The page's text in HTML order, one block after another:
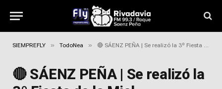
SIEMPREFLY » TodoNea » 🔴 SÁENZ PEÑA | Se realizó la 3º Fiesta de la Miel Centrochaqueña
🔴 SÁENZ PEÑA | Se realizó la